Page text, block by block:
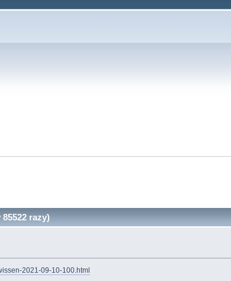
razy)
2021-09-10-100.html